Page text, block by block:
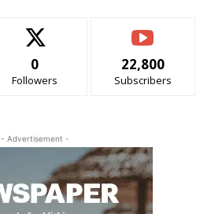
0
Followers
22,800
Subscribers
- Advertisement -